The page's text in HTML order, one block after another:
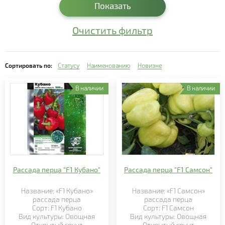
- Дипладения
- Дихондра
- Изолепис
- Ипомея
- Каланхоэ
- Калатея
- Калибрахоа
Показать
Очистить фильтр
Сортировать по: Статусу Наименованию Новизне
В наличии
Рассада перца "F1 Кубано"
Название: «F1 Кубано»
рассада перца
Сорт: F1 Кубано
Вид культуры: Овощная
В наличии
Рассада перца "F1 Самсон"
Название: «F1 Самсон»
рассада перца
Сорт: F1 Самсон
Вид культуры: Овощная